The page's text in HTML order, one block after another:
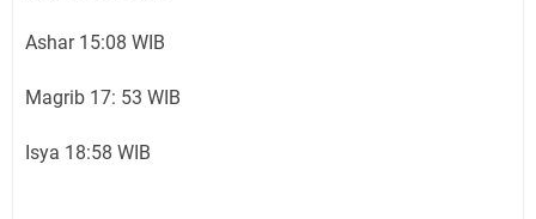
Ashar 15:08 WIB
Magrib 17: 53 WIB
Isya 18:58 WIB